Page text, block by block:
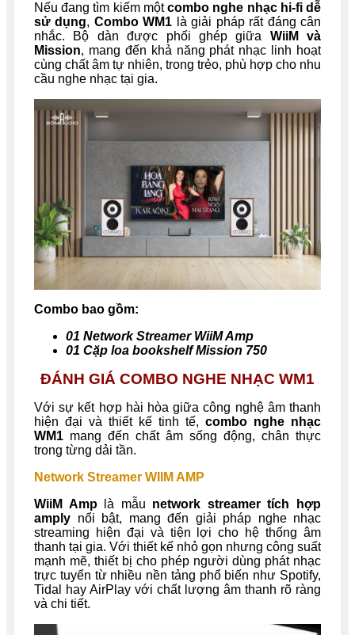
Nếu đang tìm kiếm mộtcombo nghe nhạc hi-fi dễ
sử dụng, Combo WM1 là giải pháp rất đáng cân
nhắc. Bộ dàn được phối ghép giữa WiiM và
Mission, mang đến khả năng phát nhạc linh hoạt
cùng chất âm tự nhiên, trong trẻo, phù hợp cho nhu
cầu nghe nhạc tại gia.
Combo bao gồm:
01 Network Streamer WiiM Amp
01 Cặp loa bookshelfMission 750
ĐÁNH GIÁ COMBO NGHE NHẠC WM1
Với sự kết hợp hài hòa giữa công nghệ âm thanh
hiện đại và thiết kế tinh tế, combo nghe nhạc
WM1 mang đến chất âm sống động, chân thực
trong từng dải tần.
Network Streamer WIIM AMP
WiiM Amplà mẫu network streamer tích hợp
amply nổi bật, mang đến giải pháp nghe nhạc
streaming hiện đại và tiện lợi cho hệ thống âm
thanh tại gia. Với thiết kế nhỏ gọn nhưng công suất
mạnh mẽ, thiết bị cho phép người dùng phát nhạc
trực tuyến từ nhiều nền tảng phổ biến như Spotify,
Tidal hay AirPlay với chất lượng âm thanh rõ ràng
và chi tiết.